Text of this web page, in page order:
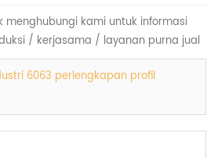
menghubungi kami untuk informasi
/ kerjasama / layanan purna jual
6063 perlengkapan profil